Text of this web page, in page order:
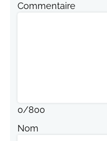
Commentaire
0/800
Nom